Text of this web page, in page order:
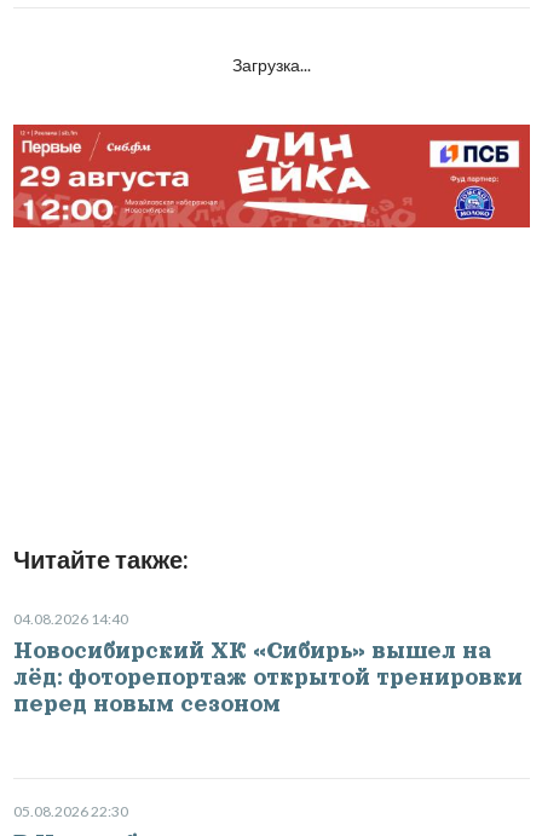
Загрузка...
Читайте также:
04.08.2026 14:40
Новосибирский ХК «Сибирь» вышел на
лёд: фоторепортаж открытой тренировки
перед новым сезоном
05.08.2026 22:30